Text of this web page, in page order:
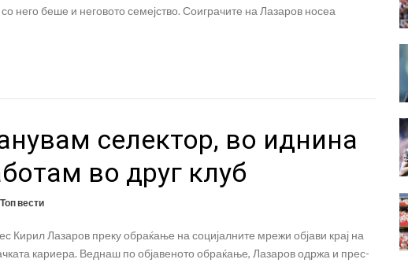
него беше и неговото семејство. Соиграчите на Лазаров носеа
селектор, во иднина
во друг клуб
Топ вести
Кирил Лазаров преку обраќање на социјалните мрежи објави крај на
кариера. Веднаш по објавеното обраќање, Лазаров одржа и прес-